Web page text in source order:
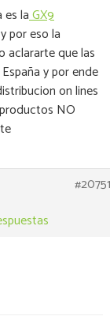
laGX9
por eso la
aclararte que las
y por ende
on lines
NO
#20751